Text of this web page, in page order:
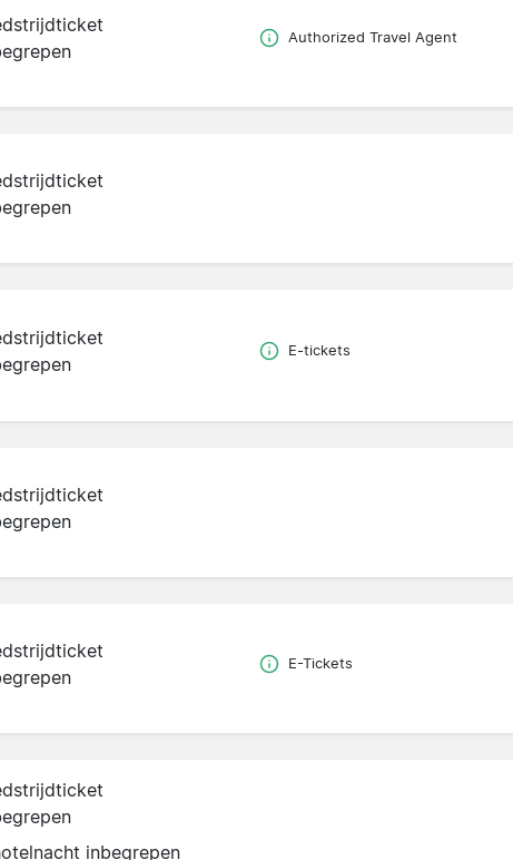
Authorized Travel Agent
E-tickets
E-Tickets
inbegrepen